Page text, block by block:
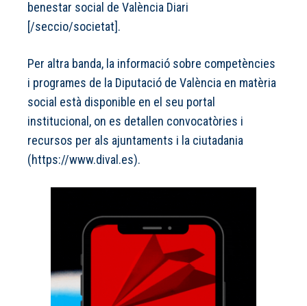
benestar social de València Diari
[/seccio/societat].
Per altra banda, la informació sobre competències
i programes de la Diputació de València en matèria
social està disponible en el seu portal
institucional, on es detallen convocatòries i
recursos per als ajuntaments i la ciutadania
(https://www.dival.es).